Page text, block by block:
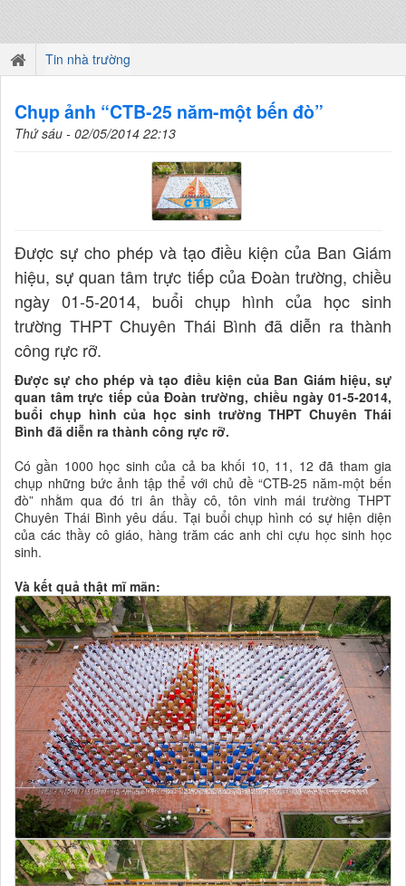
Tin nhà trường
Chụp ảnh “CTB-25 năm-một bến đò”
Thứ sáu - 02/05/2014 22:13
Được sự cho phép và tạo điều kiện của Ban Giám
hiệu, sự quan tâm trực tiếp của Đoàn trường, chiều
ngày 01-5-2014, buổi chụp hình của học sinh
trường THPT Chuyên Thái Bình đã diễn ra thành
công rực rỡ.
Được sự cho phép và tạo điều kiện của Ban Giám hiệu, sự
quan tâm trực tiếp của Đoàn trường, chiều ngày 01-5-2014,
buổi chụp hình của học sinh trường THPT Chuyên Thái
Bình đã diễn ra thành công rực rỡ.
Có gần 1000 học sinh của cả ba khối 10, 11, 12 đã tham gia
chụp những bức ảnh tập thể với chủ đề “CTB-25 năm-một bến
đò” nhằm qua đó tri ân thầy cô, tôn vinh mái trường THPT
Chuyên Thái Bình yêu dấu. Tại buổi chụp hình có sự hiện diện
của các thầy cô giáo, hàng trăm các anh chi cựu học sinh học
sinh.
Và kết quả thật mĩ mãn: